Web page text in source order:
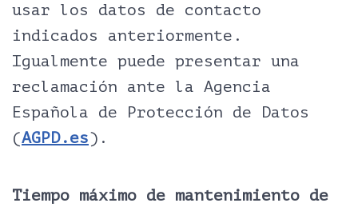
usar los datos de contacto
indicados anteriormente.
Igualmente puede presentar una
reclamación ante la Agencia
Española de Protección de Datos
(AGPD.es).
Tiempo máximo de mantenimiento de